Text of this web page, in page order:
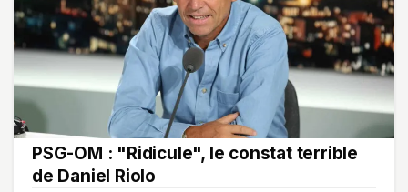
PSG-OM : "Ridicule", le constat terrible
de Daniel Riolo